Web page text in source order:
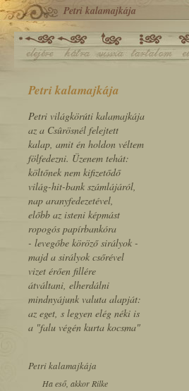
Petri kalamajkája
Petri kalamajkája
Petri világkörúti kalamajkája
az a Csûrösnél felejtett
kalap, amit én holdon véltem
fölfedezni. Üzenem tehát:
költőnek nem kifizetődő
világ-hit-bank számlájáról,
nap aranyfedezetével,
előbb az isteni képmást
ropogós papírbankóra
- levegőbe köröző sirályok -
majd a sirályok csőrével
vizet érően fillére
átváltani, elherdálni
mindnyájunk valuta alapját:
az eget, s legyen elég néki is
a "falu végén kurta kocsma"
Petri kalamajkája
Ha eső, akkor Rilke